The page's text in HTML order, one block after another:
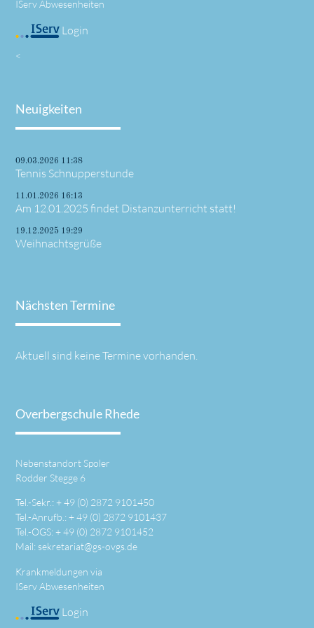
IServ Abwesenheiten
Login
<
Neuigkeiten
09.03.2026 11:38
Tennis Schnupperstunde
11.01.2026 16:13
Am 12.01.2025 findet Distanzunterricht statt!
19.12.2025 19:29
Weihnachtsgrüße
Nächsten Termine
Aktuell sind keine Termine vorhanden.
Overbergschule Rhede
Nebenstandort Spoler
Rodder Stegge 6
Tel.-Sekr.: +49 (0) 2872 9101450
Tel.-Anrufb.: +49 (0) 2872 9101437
Tel.-OGS: +49 (0) 2872 9101452
Mail: sekretariat@gs-ovgs.de
Krankmeldungen via
IServ Abwesenheiten
Login